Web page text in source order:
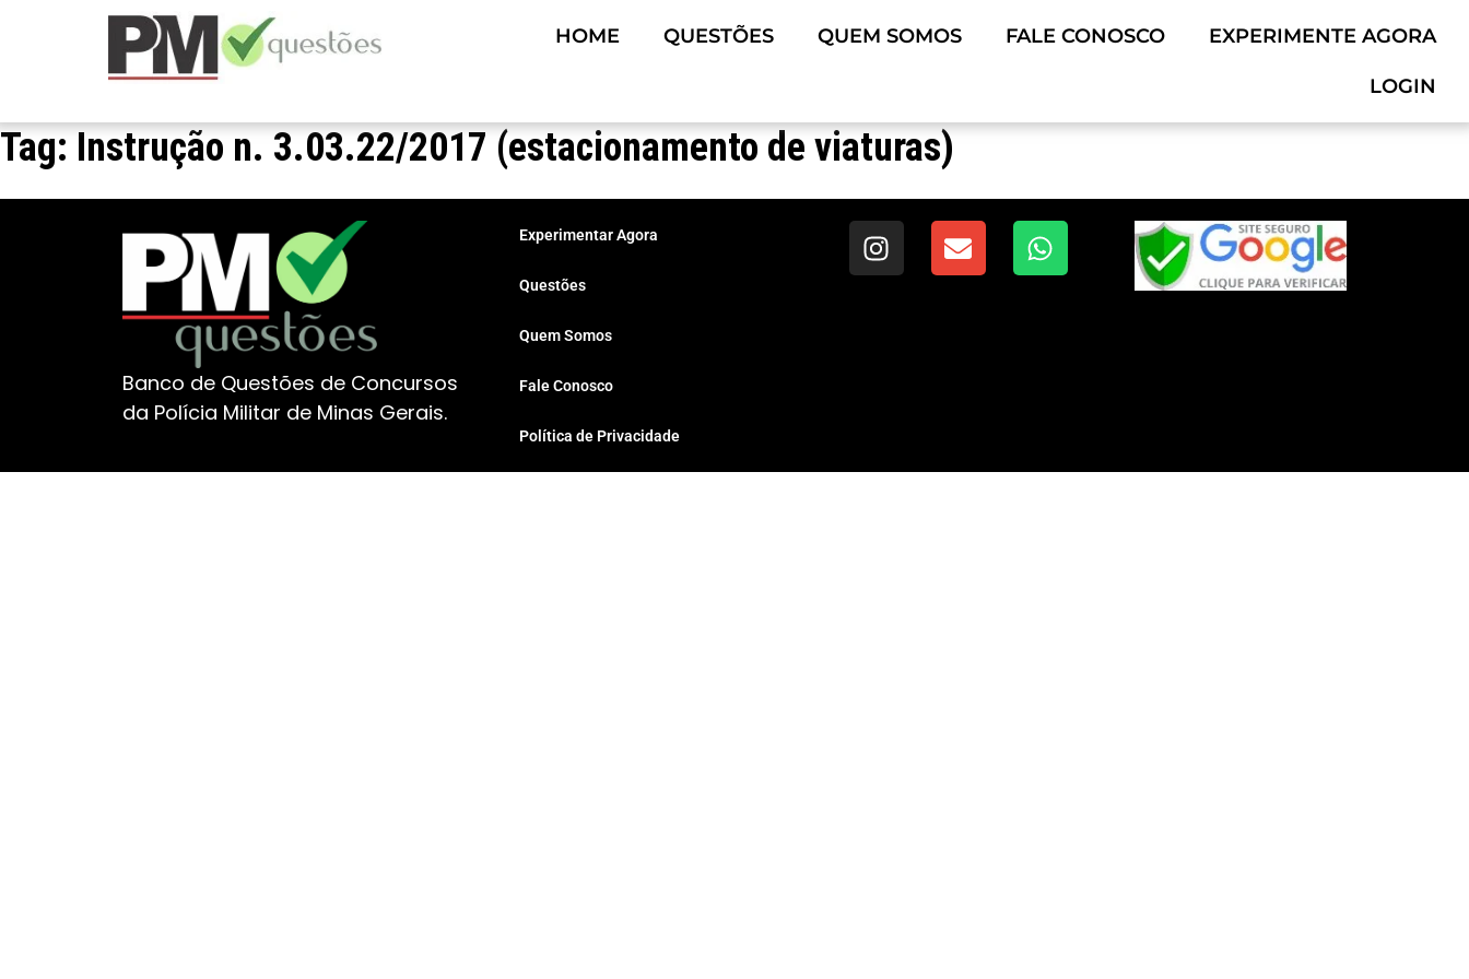
HOME QUESTÕES QUEM SOMOS FALE CONOSCO EXPERIMENTE AGORA
LOGIN
Tag: Instrução n. 3.03.22/2017 (estacionamento de viaturas)
Banco de Questões de Concursos
da Polícia Militar de Minas Gerais.
Experimentar Agora
Questões
Quem Somos
Fale Conosco
Política de Privacidade